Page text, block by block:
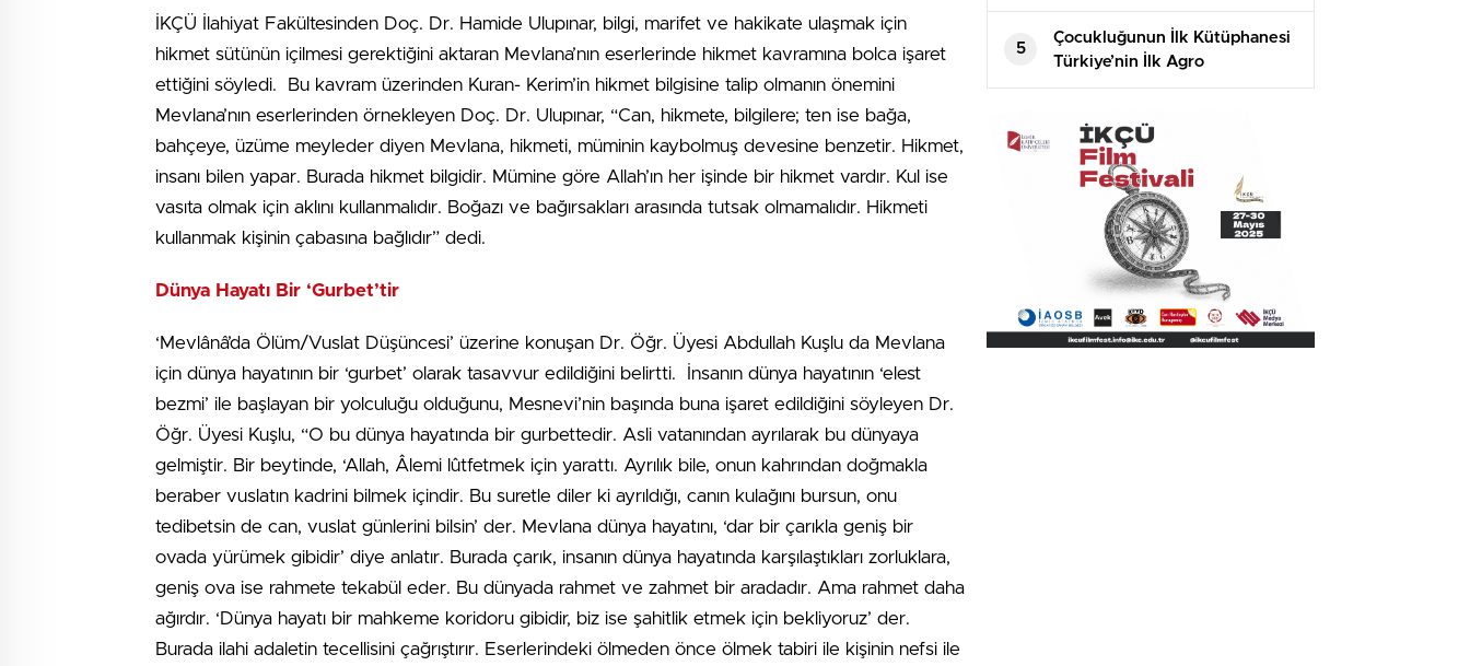
İKÇÜ İlahiyat Fakültesinden Doç. Dr. Hamide Ulupınar, bilgi, marifet ve hakikate ulaşmak için
hikmet sütünün içilmesi gerektiğini aktaran Mevlana’nın eserlerinde hikmet kavramına bolca işaret
ettiğini söyledi. Bu kavram üzerinden Kuran- Kerim’in hikmet bilgisine talip olmanın önemini
Mevlana’nın eserlerinden örnekleyen Doç. Dr. Ulupınar, “Can, hikmete, bilgilere; ten ise bağa,
bahçeye, üzüme meyleder diyen Mevlana, hikmeti, müminin kaybolmuş devesine benzetir. Hikmet,
insanı bilen yapar. Burada hikmet bilgidir. Mümine göre Allah’ın her işinde bir hikmet vardır. Kul ise
vasıta olmak için aklını kullanmalıdır. Boğazı ve bağırsakları arasında tutsak olmamalıdır. Hikmeti
kullanmak kişinin çabasına bağlıdır” dedi.
Dünya Hayatı Bir ‘Gurbet’tir
‘Mevlânâ’da Ölüm/Vuslat Düşüncesi’ üzerine konuşan Dr. Öğr. Üyesi Abdullah Kuşlu da Mevlana
için dünya hayatının bir ‘gurbet’ olarak tasavvur edildiğini belirtti. İnsanın dünya hayatının ‘elest
bezmi’ ile başlayan bir yolculuğu olduğunu, Mesnevi’nin başında buna işaret edildiğini söyleyen Dr.
Öğr. Üyesi Kuşlu, “O bu dünya hayatında bir gurbettedir. Asli vatanından ayrılarak bu dünyaya
gelmiştir. Bir beytinde, ‘Allah, Âlemi lûtfetmek için yarattı. Ayrılık bile, onun kahrından doğmakla
beraber vuslatın kadrini bilmek içindir. Bu suretle diler ki ayrıldığı, canın kulağını bursun, onu
tedibetsin de can, vuslat günlerini bilsin’ der. Mevlana dünya hayatını, ‘dar bir çarıkla geniş bir
ovada yürümek gibidir’ diye anlatır. Burada çarık, insanın dünya hayatında karşılaştıkları zorluklara,
geniş ova ise rahmete tekabül eder. Bu dünyada rahmet ve zahmet bir aradadır. Ama rahmet daha
ağırdır. ‘Dünya hayatı bir mahkeme koridoru gibidir, biz ise şahitlik etmek için bekliyoruz’ der.
Burada ilahi adaletin tecellisini çağrıştırır. Eserlerindeki ölmeden önce ölmek tabiri ile kişinin nefsi ile
Kaner Kurt’u Ağırladı
5
Çocukluğunun İlk Kütüphanesi
Türkiye’nin İlk Agro
Kütüphanesi Oldu